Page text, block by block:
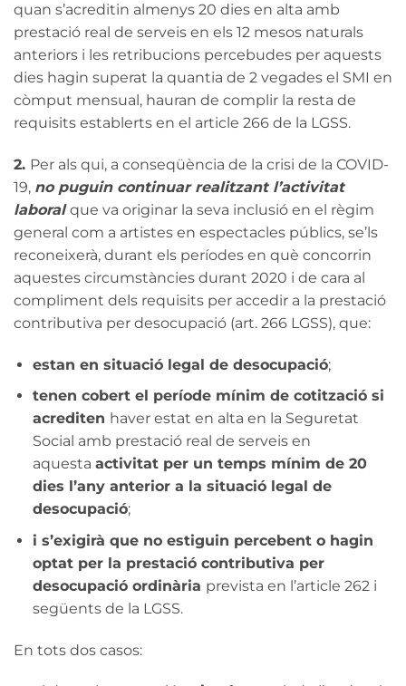
quan s’acreditin almenys 20 dies en alta amb
prestació real de serveis en els 12 mesos naturals
anteriors i les retribucions percebudes per aquests
dies hagin superat la quantia de 2 vegades el SMI en
còmput mensual, hauran de complir la resta de
requisits establerts en el article 266 de la LGSS.
2. Per als qui, a conseqüència de la crisi de la COVID-
19, no puguin continuar realitzant l’activitat
laboralque va originar la seva inclusió en el règim
general com a artistes en espectacles públics, se’ls
reconeixerà, durant els períodes en què concorrin
aquestes circumstàncies durant 2020 i de cara al
compliment dels requisits per accedir a la prestació
contributiva per desocupació (art. 266 LGSS), que:
estan en situació legal de desocupació;
tenen cobert el període mínim de cotització si
acrediten haver estat en alta en la Seguretat
Social amb prestació real de serveis en
aquesta activitat per un temps mínim de 20
dies l’any anterior a la situació legal de
desocupació;
i s’exigirà que no estiguin percebent o hagin
optat per la prestació contributiva per
desocupació ordinària prevista en l’article 262 i
següents de la LGSS.
En tots dos casos: